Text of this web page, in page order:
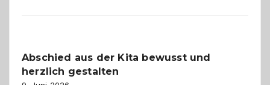
verstehen
Abschied aus der Kita bewusst und
herzlich gestalten